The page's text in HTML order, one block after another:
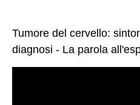
Tumore del cervello:
diagnosi - La parola